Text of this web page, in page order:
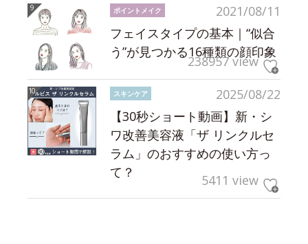
2021/08/11
ポイントメイク
フェイスタイプの基本｜“似合
う”が見つかる16種類の顔印象
238957 view
2025/08/22
スキンケア
【30秒ショート動画】新・シ
ワ改善美容液「ザ リンクルセ
ラム」のおすすめの使い方っ
て？
5411 view